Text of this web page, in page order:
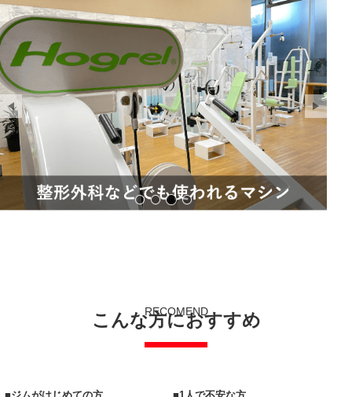
クライミング
バーチャルスタジオ
ほぐれる
サンプル画像1
RECOMEND
こんな方におすすめ